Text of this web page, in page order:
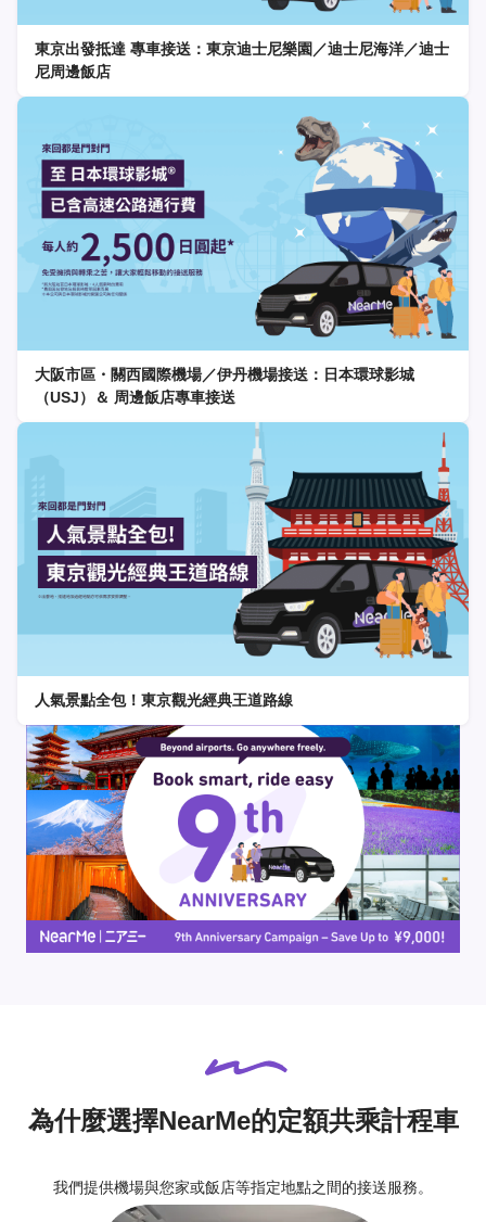
東京出發抵達 專車接送：東京迪士尼樂園／迪士尼海洋／迪士
尼周邊飯店
大阪市區・關西國際機場／伊丹機場接送：日本環球影城
（USJ）＆ 周邊飯店專車接送
人氣景點全包！東京觀光經典王道路線
為什麼選擇NearMe的定額共乘計程車
我們提供機場與您家或飯店等指定地點之間的接送服務。